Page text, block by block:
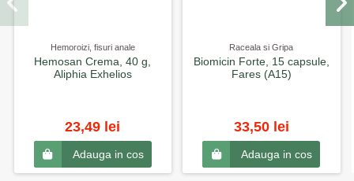
Hemoroizi, fisuri anale
Hemosan Crema, 40 g,
Aliphia Exhelios
23,49 lei
Adauga in cos
Raceala si Gripa
Biomicin Forte, 15 capsule,
Fares (A15)
33,50 lei
Adauga in cos